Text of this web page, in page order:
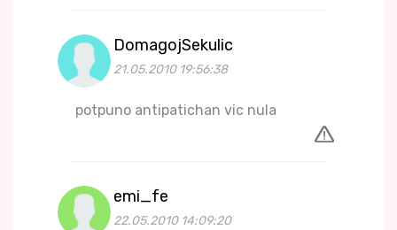
DomagojSekulic
21.05.2010 19:56:38
potpuno antipatichan vic nula
emi_fe
22.05.2010 14:09:20